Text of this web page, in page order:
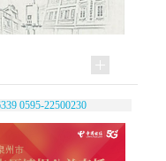
0595-22500230